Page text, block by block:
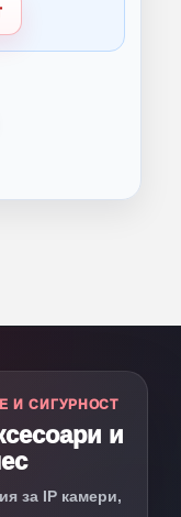
И СИГУРНОСТ
и
за IP камери,